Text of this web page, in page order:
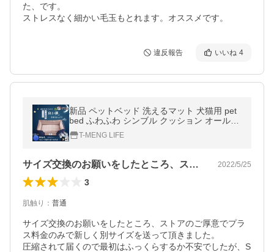
た、です。
ストレスなく細かい毛玉もとれます。オススメです。
違反報告 いいね 4
新品 ペットベッド 洗えるマット 犬猫用 pet
bed ふわふわ シンブル クッション オール季
節適用 小型 中型 大型 送料無料
T-MENG LIFE
サイズ交換のお願いをしたところ、ストア… 2022/5/25
3
肌触り ： 普通
サイズ交換のお願いをしたところ、ストアのご厚意でプラ
ス料金のみで新しく別サイズを送って頂きました。
圧縮されて届くので最初はふっくらするか不安でしたが、S